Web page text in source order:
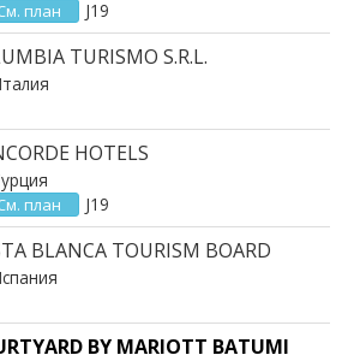
план J19
TURISMO S.R.L.
HOTELS
план J19
BLANCA TOURISM BOARD
BY MARIOTT BATUMI